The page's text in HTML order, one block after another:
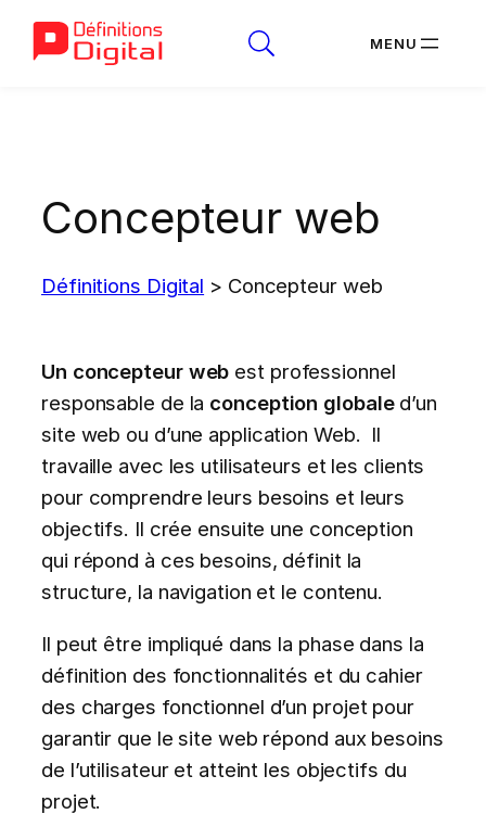
Concepteur web
Définitions Digital > Concepteur web
Un concepteur web est professionnel
responsable de la conception globaled’un
site web ou d’une application Web. Il
travaille avec les utilisateurs et les clients
pour comprendre leurs besoins et leurs
objectifs. Il crée ensuite une conception
qui répond à ces besoins, définit la
structure, la navigation et le contenu.
Il peut être impliqué dans la phase dans la
définition des fonctionnalités et du cahier
des charges fonctionnel d’un projet pour
garantir que le site web répond aux besoins
de l’utilisateur et atteint les objectifs du
projet.